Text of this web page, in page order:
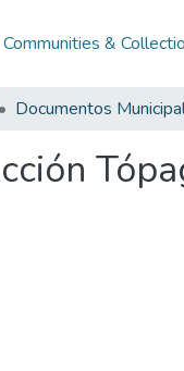
Communities &
Documentos